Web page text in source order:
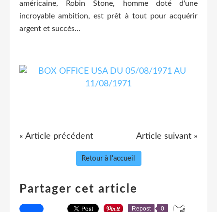
américaine, Robin Stone, homme doté d'une
incroyable ambition, est prêt à tout pour acquérir
argent et succès...
« Article précédent Article suivant »
Retour à l'accueil
Partager cet article
Repost 0